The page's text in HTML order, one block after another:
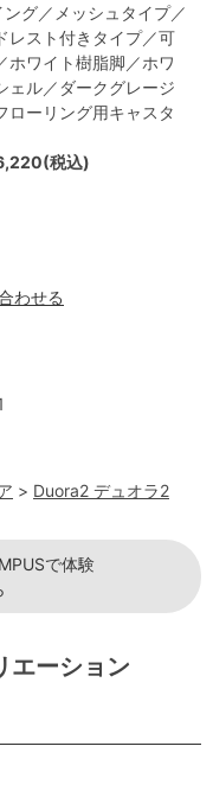
> Duora2 デュオラ2
グ／メッシュタイプ／
レスト付きタイプ／可
ホワイト樹脂脚／ホワ
ェル／ダークグレージ
ローリング用キャスタ
税込)
わせる
で体験
エーション